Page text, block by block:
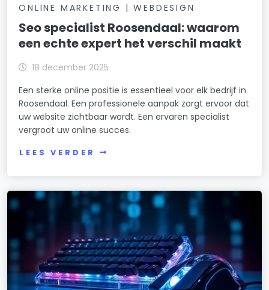
ONLINE MARKETING | WEBDESIGN
Seo specialist Roosendaal: waarom
een echte expert het verschil maakt
18 december 2025
Een sterke online positie is essentieel voor elk bedrijf in
Roosendaal. Een professionele aanpak zorgt ervoor dat
uw website zichtbaar wordt. Een ervaren specialist
vergroot uw online succes.
LEES VERDER